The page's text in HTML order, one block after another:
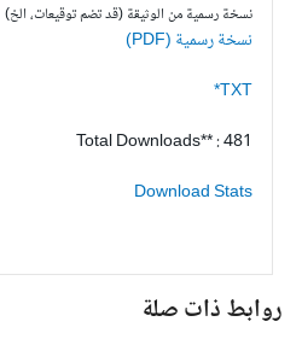
نسخة رسمية من الوثيقة (قد تضم توقيعات، الخ)
نسخة رسمية (PDF)
TXT*
Total Downloads** : 481
Download Stats
روابط ذات صلة